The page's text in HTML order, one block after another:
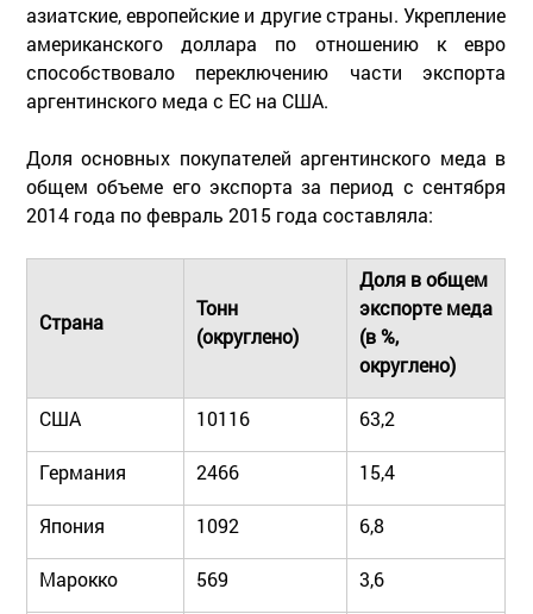
азиатские, европейские и другие страны. Укрепление
американского доллара по отношению к евро
способствовало переключению части экспорта
аргентинского меда с ЕС на США.
Доля основных покупателей аргентинского меда в
общем объеме его экспорта за период с сентября
2014 года по февраль 2015 года составляла:
Страна
Тонн
(округлено)
Доля в общем
экспорте меда
(в %,
округлено)
США 10116 63,2
Германия 2466 15,4
Япония 1092 6,8
Марокко 569 3,6